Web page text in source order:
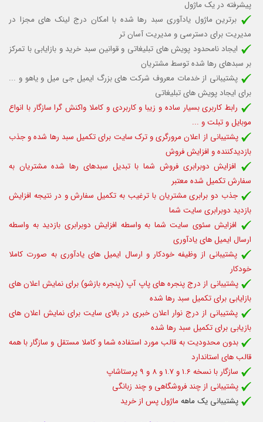
پیشرفته در یک ماژول
برترین ماژول یادآوری سبد رها شده با امکان درج لینک های مجزا در
مدیریت برای دسترسی و مدیریت آسان تر
ایجاد نامحدود پویش های تبلیغاتی و قوانین سبد خرید و بازایابی با تمرکز
بر سبدهای رها شده توسط مشتریان
پشتیبانی از خدمات معروف شرکت های بزرگ ایمیل جی میل و یاهو و ...
برای ایجاد پویش های تبلیغاتی
رابط کاربری بسیار ساده و زیبا و کاربردی و کاملا واکنش گرا سازگار با انواع
موبایل و تبلت و ...
پشتیبانی از اعلان مرورگری و ترک سایت برای تکمیل سبد رها شده و جذب
بازدیدکننده و افزایش فروش
افزایش دوبرابری فروش شما با تبدیل سبدهای رها شده مشتریان به
سفارش تکمیل شده معتبر
جذب دو برابری مشتریان با ترغیب به تکمیل سفارش و در نتیجه افزایش
بازدید دوبرابری سایت شما
افزایش سئوی سایت شما به واسطه افزایش دوبرابری بازدید به واسطه
ارسال ایمیل های یادآوری
پشتیبانی از وظیفه خودکار و ارسال ایمیل های یادآوری به صورت کاملا
خودکار
پشتیبانی از درج پنجره های پاپ آپ (پنجره بازشو) برای نمایش اعلان های
بازایابی برای تکمیل سبد رها شده
پشتیبانی از درج نوار اعلان خبری در بالای سایت برای نمایش اعلان های
بازیابی برای تکمیل سبد رها شده
بدون محدودیت به قالب مورد استفاده شما و کاملا مستقل و سازگار با همه
قالب های استاندارد
سازگار با نسخه 1.6 و 1.7 و 8 و 9 پرستاشاپ
پشتیبانی از چند فروشگاهی و چند زبانگی
پشتیبانی یک ماههماژول پس از خرید